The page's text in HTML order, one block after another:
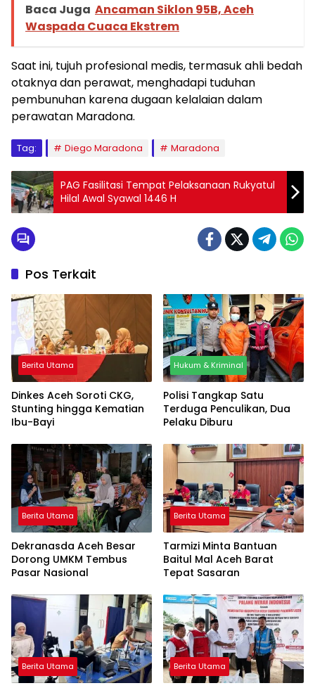
Baca Juga Ancaman Siklon 95B, Aceh
Waspada Cuaca Ekstrem
Saat ini, tujuh profesional medis, termasuk ahli bedah
otaknya dan perawat, menghadapi tuduhan
pembunuhan karena dugaan kelalaian dalam
perawatan Maradona.
Tag: Diego Maradona Maradona
PAG Fasilitasi Tempat Pelaksanaan Rukyatul
Hilal Awal Syawal 1446 H
Pos Terkait
Berita Utama
Dinkes Aceh Soroti CKG,
Stunting hingga Kematian
Ibu-Bayi
Hukum & Kriminal
Polisi Tangkap Satu
Terduga Penculikan, Dua
Pelaku Diburu
Berita Utama
Dekranasda Aceh Besar
Dorong UMKM Tembus
Pasar Nasional
Berita Utama
Tarmizi Minta Bantuan
Baitul Mal Aceh Barat
Tepat Sasaran
Berita Utama Berita Utama